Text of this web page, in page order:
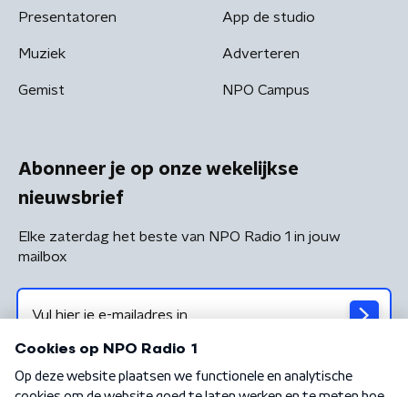
Presentatoren
Muziek
Gemist
App de studio
Adverteren
NPO Campus
Abonneer je op onze wekelijkse
nieuwsbrief
Elke zaterdag het beste van NPO Radio 1 in jouw
mailbox